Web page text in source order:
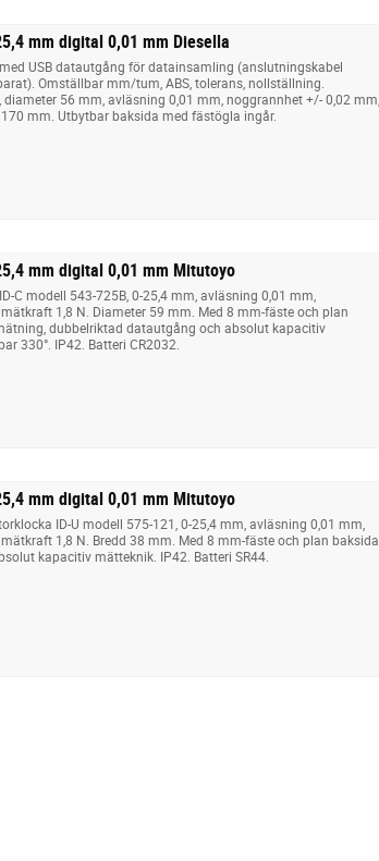
mm digital 0,01 mm Diesella
USB datautgång för datainsamling (anslutningskabel
Omställbar mm/tum, ABS, tolerans, nollställning.
56 mm, avläsning 0,01 mm, noggrannhet +/- 0,02 mm,
mm. Utbytbar baksida med fästögla ingår.
mm digital 0,01 mm Mitutoyo
C modell 543-725B, 0-25,4 mm, avläsning 0,01 mm,
1,8 N. Diameter 59 mm. Med 8 mm-fäste och plan
dubbelriktad datautgång och absolut kapacitiv
330°. IP42. Batteri CR2032.
mm digital 0,01 mm Mitutoyo
ID-U modell 575-121, 0-25,4 mm, avläsning 0,01 mm,
1,8 N. Bredd 38 mm. Med 8 mm-fäste och plan baksida.
kapacitiv mätteknik. IP42. Batteri SR44.